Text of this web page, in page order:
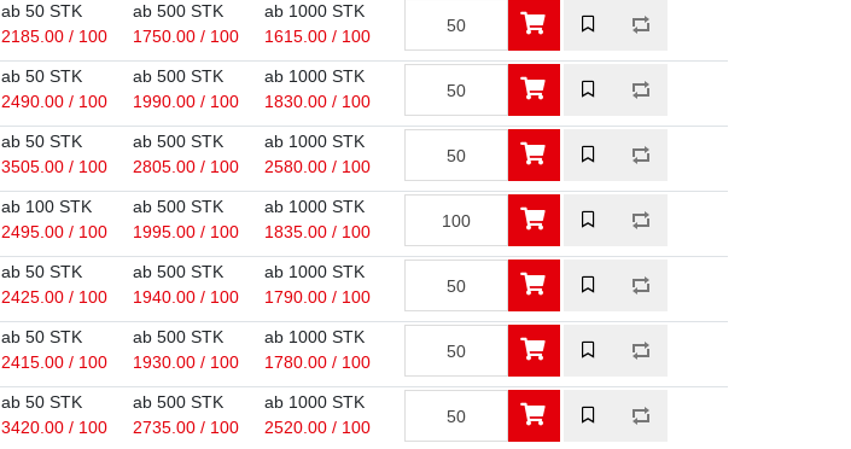
ab 50 STK
2185.00 / 100
ab 500 STK
1750.00 / 100
ab 1000 STK
1615.00 / 100
ab 50 STK
2490.00 / 100
ab 500 STK
1990.00 / 100
ab 1000 STK
1830.00 / 100
ab 50 STK
3505.00 / 100
ab 500 STK
2805.00 / 100
ab 1000 STK
2580.00 / 100
ab 100 STK
2495.00 / 100
ab 500 STK
1995.00 / 100
ab 1000 STK
1835.00 / 100
ab 50 STK
2425.00 / 100
ab 500 STK
1940.00 / 100
ab 1000 STK
1790.00 / 100
ab 50 STK
2415.00 / 100
ab 500 STK
1930.00 / 100
ab 1000 STK
1780.00 / 100
ab 50 STK
3420.00 / 100
ab 500 STK
2735.00 / 100
ab 1000 STK
2520.00 / 100